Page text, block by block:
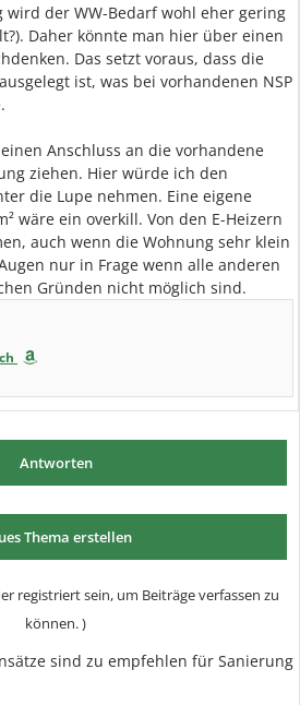
wird der WW-Bedarf wohl eher gering
Daher könnte man hier über einen
Das setzt voraus, dass die
ist, was bei vorhandenen NSP
Anschluss an die vorhandene
ziehen. Hier würde ich den
die Lupe nehmen. Eine eigene
wäre ein overkill. Von den E-Heizern
auch wenn die Wohnung sehr klein
nur in Frage wenn alle anderen
Gründen nicht möglich sind.
Antworten
Thema erstellen
registriert sein, um Beiträge verfassen zu
können. )
sind zu empfehlen für Sanierung